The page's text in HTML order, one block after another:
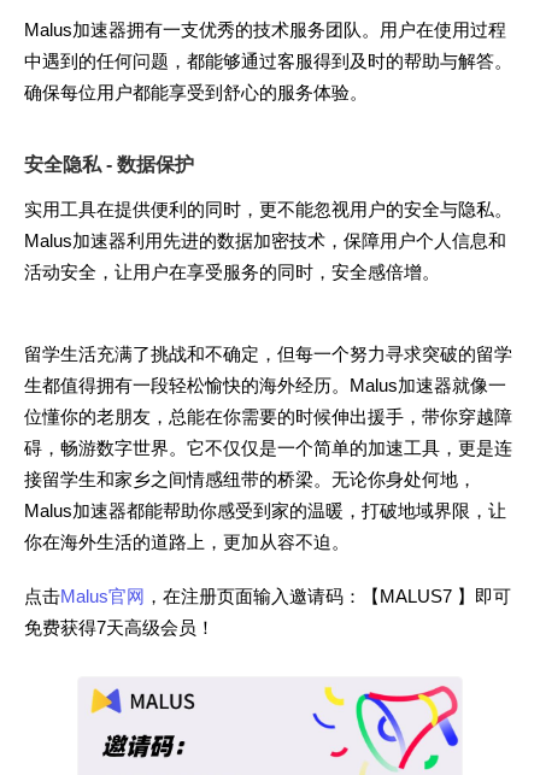
Malus加速器拥有一支优秀的技术服务团队。用户在使用过程
中遇到的任何问题，都能够通过客服得到及时的帮助与解答。
确保每位用户都能享受到舒心的服务体验。
安全隐私 - 数据保护
实用工具在提供便利的同时，更不能忽视用户的安全与隐私。
Malus加速器利用先进的数据加密技术，保障用户个人信息和
活动安全，让用户在享受服务的同时，安全感倍增。
留学生活充满了挑战和不确定，但每一个努力寻求突破的留学
生都值得拥有一段轻松愉快的海外经历。Malus加速器就像一
位懂你的老朋友，总能在你需要的时候伸出援手，带你穿越障
碍，畅游数字世界。它不仅仅是一个简单的加速工具，更是连
接留学生和家乡之间情感纽带的桥梁。无论你身处何地，
Malus加速器都能帮助你感受到家的温暖，打破地域界限，让
你在海外生活的道路上，更加从容不迫。
点击Malus官网 ，在注册页面输入邀请码：【MALUS7 】即可
免费获得7天高级会员！